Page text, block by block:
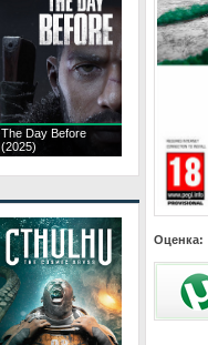
The Day Before
(2025)
Оценка: